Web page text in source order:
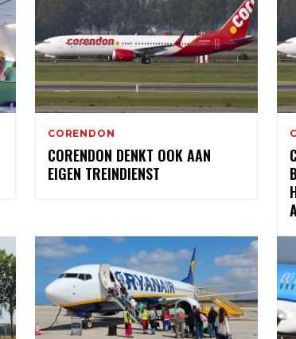
CORENDON
CORENDON DENKT OOK AAN
EIGEN TREINDIENST